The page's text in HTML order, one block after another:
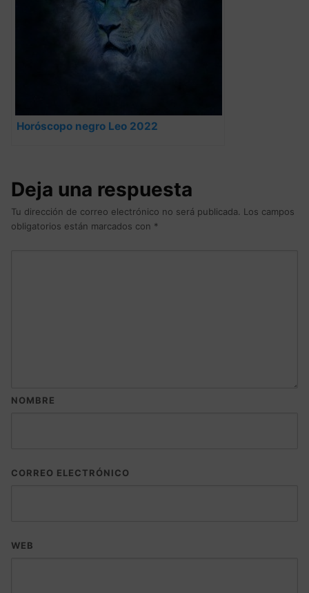
Horóscopo negro Leo 2022
Deja una respuesta
Tu dirección de correo electrónico no será publicada.
Los campos
obligatorios están marcados con *
NOMBRE
CORREO ELECTRÓNICO
WEB